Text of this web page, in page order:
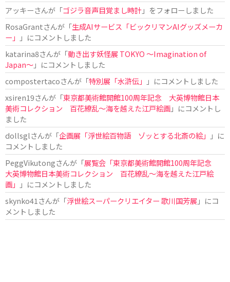
アッキーさんが「ゴジラ音声目覚まし時計」をフォローしました
RosaGrantさんが「生成AIサービス「ビックリマンAIグッズメーカ
ー」
」にコメントしました
katarina8さんが「動き出す妖怪展 TOKYO 〜Imagination of
Japan〜」にコメントしました
compostertacoさんが「特別展「水滸伝」
」にコメントしました
xsiren19さんが「東京都美術館開館100周年記念 大英博物館日本
美術コレクション 百花繚乱～海を越えた江戸絵画」にコメントし
ました
dollsglさんが「企画展「浮世絵百物語 ゾッとする北斎の絵」
」に
コメントしました
PeggVikutongさんが「展覧会「東京都美術館開館100周年記念
大英博物館日本美術コレクション 百花繚乱〜海を越えた江戸絵
画」
」にコメントしました
skynko41さんが「浮世絵スーパークリエイター 歌川国芳展 」にコ
メントしました